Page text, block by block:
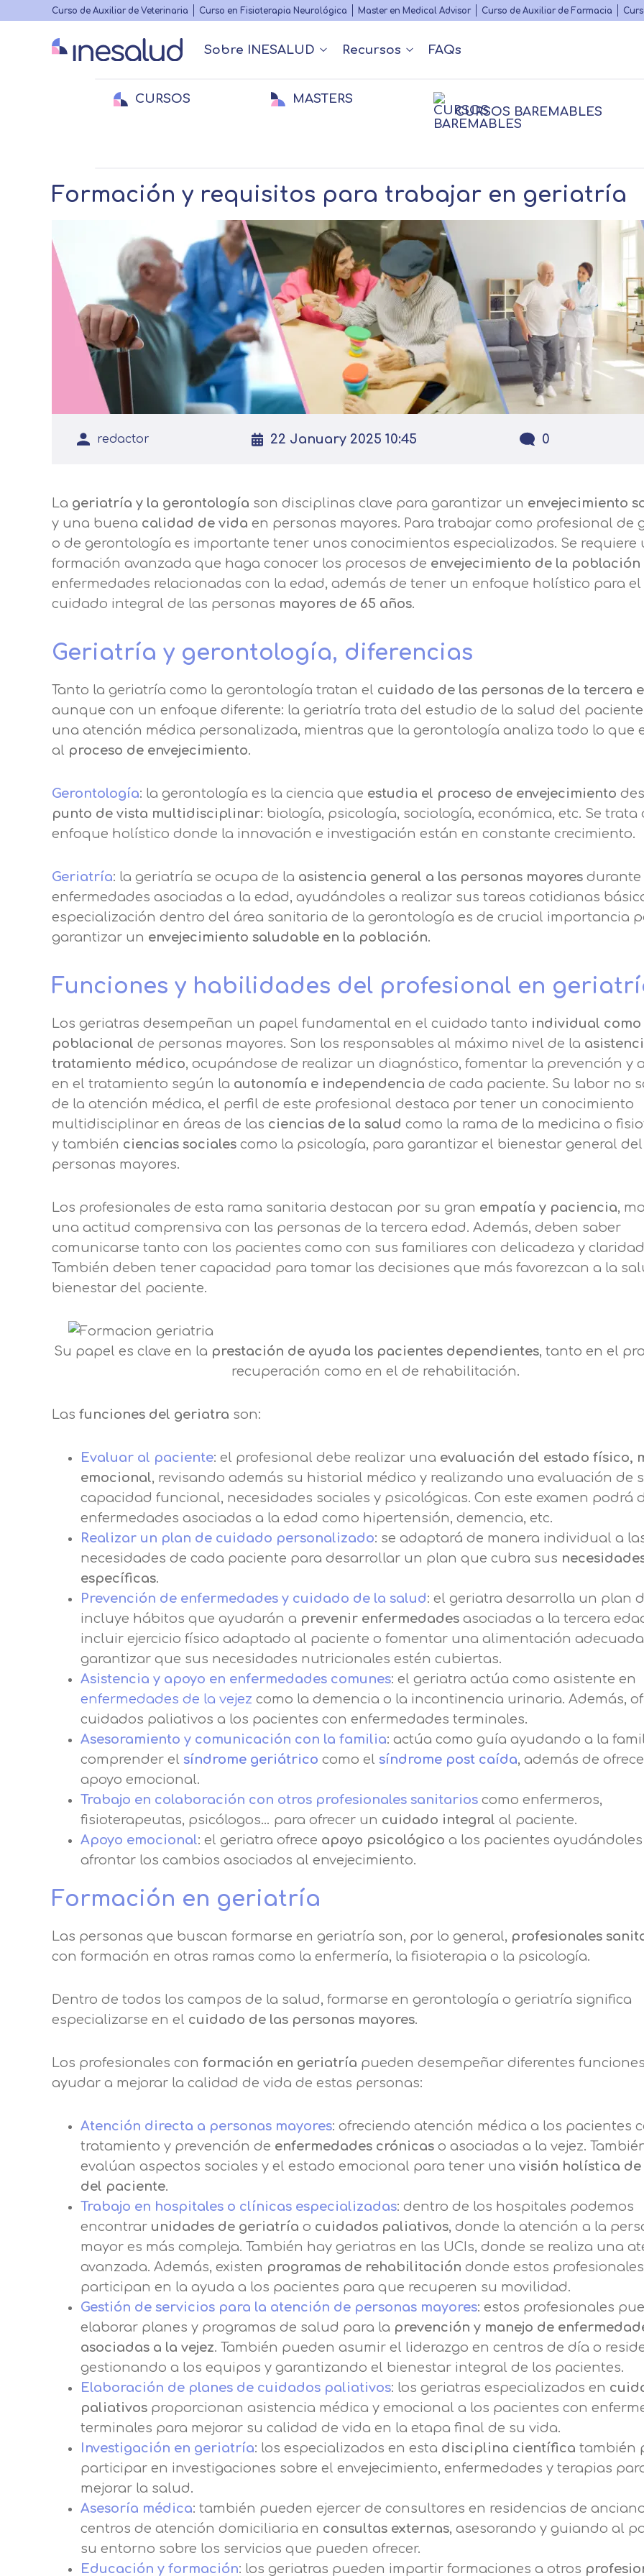
Skip
to
HighlightedCurso de Auxiliar de Veterinaria Curso en Fisioterapia Neurológica Master en Medical Advisor Curso de Auxiliar de Farmacia
Main
Sobre INESALUD
Quiénes somos Acreditaciones Nuestros contenidos
Recursos
Actualidad Sanitaria Webinars y Podcast Diccionario Médico
FAQs
Menu
CURSOS
Veterinaria Fisioterapia Logopedia
MASTERS
Veterinaria Fisioterapia
CURSOS BAREMABLES
Formación y requisitos para trabajar en geriatría
redactor 22 January 2025 10:45 0
La geriatría y la gerontología son disciplinas clave para garantizar un envejecimiento
y una buena calidad de vida en personas mayores. Para trabajar como profesional de
o de gerontología es importante tener unos conocimientos especializados. Se requiere
formación avanzada que haga conocer los procesos de envejecimiento de la población
enfermedades relacionadas con la edad, además de tener un enfoque holístico para el
cuidado integral de las personas mayores de 65 años.
Geriatría y gerontología, diferencias
Tanto la geriatría como la gerontología tratan el cuidado de las personas de la tercera
aunque con un enfoque diferente: la geriatría trata del estudio de la salud del
una atención médica personalizada, mientras que la gerontología analiza todo lo que
al proceso de envejecimiento.
Gerontología: la gerontología es la ciencia que estudia el proceso de envejecimiento
punto de vista multidisciplinar: biología, psicología, sociología, económica, etc. Se trata
enfoque holístico donde la innovación e investigación están en constante crecimiento.
Geriatría: la geriatría se ocupa de la asistencia general a las personas mayores durante
enfermedades asociadas a la edad, ayudándoles a realizar sus tareas cotidianas
especialización dentro del área sanitaria de la gerontología es de crucial importancia
garantizar un envejecimiento saludable en la población.
Funciones y habilidades del profesional en
Los geriatras desempeñan un papel fundamental en el cuidado tanto individual como
poblacional de personas mayores. Son los responsables al máximo nivel de la
tratamiento médico, ocupándose de realizar un diagnóstico, fomentar la prevención y
en el tratamiento según la autonomía e independencia de cada paciente. Su labor no
de la atención médica, el perfil de este profesional destaca por tener un conocimiento
multidisciplinar en áreas de las ciencias de la salud como la rama de la medicina o
y también ciencias sociales como la psicología, para garantizar el bienestar general del
personas mayores.
Los profesionales de esta rama sanitaria destacan por su gran empatía y paciencia,
una actitud comprensiva con las personas de la tercera edad. Además, deben saber
comunicarse tanto con los pacientes como con sus familiares con delicadeza y
También deben tener capacidad para tomar las decisiones que más favorezcan a la
bienestar del paciente.
Su papel es clave en la prestación de ayuda los pacientes dependientes, tanto en el
recuperación como en el de rehabilitación.
Las funciones del geriatra son:
Evaluar al paciente: el profesional debe realizar una evaluación del estado físico,
emocional, revisando además su historial médico y realizando una evaluación de
capacidad funcional, necesidades sociales y psicológicas. Con este examen podrá
enfermedades asociadas a la edad como hipertensión, demencia, etc.
Realizar un plan de cuidado personalizado: se adaptará de manera individual a
necesidades de cada paciente para desarrollar un plan que cubra sus
específicas.
Prevención de enfermedades y cuidado de la salud: el geriatra desarrolla un plan
incluye hábitos que ayudarán a prevenir enfermedades asociadas a la tercera
incluir ejercicio físico adaptado al paciente o fomentar una alimentación
garantizar que sus necesidades nutricionales estén cubiertas.
Asistencia y apoyo en enfermedades comunes: el geriatra actúa como asistente en
enfermedades de la vejez como la demencia o la incontinencia urinaria. Además,
cuidados paliativos a los pacientes con enfermedades terminales.
Asesoramiento y comunicación con la familia: actúa como guía ayudando a la
comprender el síndrome geriátrico como el síndrome post caída, además de
apoyo emocional.
Trabajo en colaboración con otros profesionales sanitarios como enfermeros,
fisioterapeutas, psicólogos… para ofrecer un cuidado integral al paciente.
Apoyo emocional: el geriatra ofrece apoyo psicológico a los pacientes ayudándoles
afrontar los cambios asociados al envejecimiento.
Formación en geriatría
Las personas que buscan formarse en geriatría son, por lo general, profesionales
con formación en otras ramas como la enfermería, la fisioterapia o la psicología.
Dentro de todos los campos de la salud, formarse en gerontología o geriatría significa
especializarse en el cuidado de las personas mayores.
Los profesionales con formación en geriatría pueden desempeñar diferentes
ayudar a mejorar la calidad de vida de estas personas:
Atención directa a personas mayores: ofreciendo atención médica a los pacientes
tratamiento y prevención de enfermedades crónicas o asociadas a la vejez.
evalúan aspectos sociales y el estado emocional para tener una visión holística de
del paciente.
Trabajo en hospitales o clínicas especializadas: dentro de los hospitales podemos
encontrar unidades de geriatría o cuidados paliativos, donde la atención a la
mayor es más compleja. También hay geriatras en las UCIs, donde se realiza una
avanzada. Además, existen programas de rehabilitación donde estos profesionales
participan en la ayuda a los pacientes para que recuperen su movilidad.
Gestión de servicios para la atención de personas mayores: estos profesionales
elaborar planes y programas de salud para la prevención y manejo de
asociadas a la vejez. También pueden asumir el liderazgo en centros de día o
gestionando a los equipos y garantizando el bienestar integral de los pacientes.
Elaboración de planes de cuidados paliativos: los geriatras especializados en
paliativos proporcionan asistencia médica y emocional a los pacientes con
terminales para mejorar su calidad de vida en la etapa final de su vida.
Investigación en geriatría: los especializados en esta disciplina científica también
participar en investigaciones sobre el envejecimiento, enfermedades y terapias
mejorar la salud.
Asesoría médica: también pueden ejercer de consultores en residencias de
centros de atención domiciliaria en consultas externas, asesorando y guiando al
su entorno sobre los servicios que pueden ofrecer.
Educación y formación: los geriatras pueden impartir formaciones a otros
Solicitar información
Mail
Apellido
Solicitar información
Nombre
Telefono
Información básica sobre Protección de Datos .
Haz clic aquí
Responsable EUROINNOVA BUSINESS SCHOOL,
finalidades Derechos Acceder, rectificar y suprimir
los datos, así como otros derechos, como se explica
Acepto el tratamiento de mis datos con la finalidad prevista
en la información básica
Matricularme
Centro de preferencia de privacidad
Utilizamos cookies propias y de terceros para mejorar nuestros servicios relacionados
análisis de tus hábitos de navegación. En caso de que rechace las cookies, no
funcionamiento de las distintas funcionalidades de nuestra página web.
Puede obtener más información en nuestra
Después de aceptar, no volveremos a mostrarle este mensaje.
Seguir navegando